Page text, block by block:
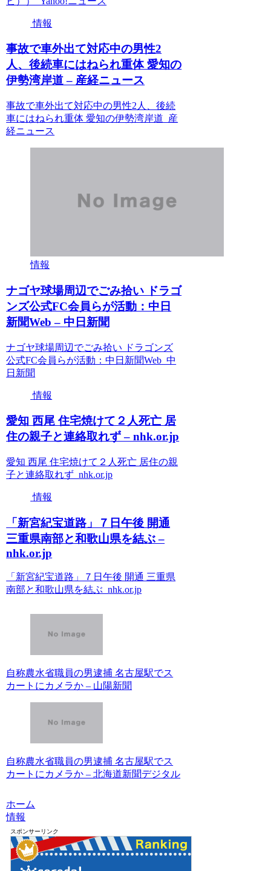
情報
事故で車外出て対応中の男性2
人、後続車にはねられ重体 愛知の
伊勢湾岸道 – 産経ニュース
事故で車外出て対応中の男性2人、後続
車にはねられ重体 愛知の伊勢湾岸道 産
経ニュース
情報
ナゴヤ球場周辺でごみ拾い ドラゴ
ンズ公式FC会員らが活動：中日
新聞Web – 中日新聞
ナゴヤ球場周辺でごみ拾い ドラゴンズ
公式FC会員らが活動：中日新聞Web 中
日新聞
情報
愛知 西尾 住宅焼けて２人死亡 居
住の親子と連絡取れず – nhk.or.jp
愛知 西尾 住宅焼けて２人死亡 居住の親
子と連絡取れず nhk.or.jp
情報
「新宮紀宝道路」７日午後 開通
三重県南部と和歌山県を結ぶ –
nhk.or.jp
「新宮紀宝道路」７日午後 開通 三重県
南部と和歌山県を結ぶ nhk.or.jp
自称農水省職員の男逮捕 名古屋駅でス
カートにカメラか – 山陽新聞
自称農水省職員の男逮捕 名古屋駅でス
カートにカメラか – 北海道新聞デジタル
ホーム
情報
スポンサーリンク